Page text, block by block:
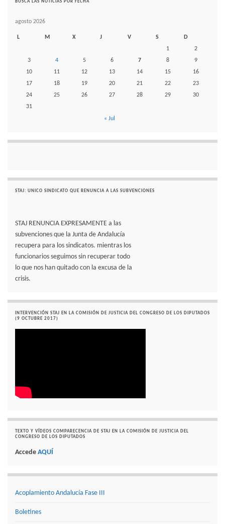
BUSCA LAS NOTICIAS POR FECHA
agosto 2026
L M X J V S
D
1
2
3
4 5 6 7 8
9
10
11 12 13 14 15
16
17
18 19 20 21 22
23
24
25 26 27 28 29
30
31
« Jul
STAJ: UNICO SINDICATO QUE RENUNCIA A LAS SUBVENCIONES
STAJ RENUNCIA EXPRESAMENTE a las
subvenciones que la Junta de Andalucía
recupera para los sindicatos. mientras los
funcionarios seguimos sin recuperar todo
lo que nos han quitado con la excusa de la
crisis.
INTERVENCIÓN STAJ EN LA COMISIÓN DE JUSTICIA DEL CONGRESO DE LOS DIPUTADOS
(9 OCTUBRE 2017)
TEXTO Y VÍDEOS COMPARECENCIA DE STAJ EN LA COMISIÓN DE JUSTICIA DEL
CONGRESO DE LOS DIPUTADOS
Accede AQUÍ
Acoplamiento Andalucía Fase III
Boletines